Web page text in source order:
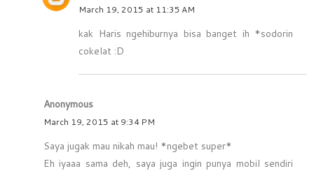
March 19, 2015 at 11:35 AM
kak Haris ngehiburnya bisa banget ih *sodorin
cokelat :D
Anonymous
March 19, 2015 at 9:34 PM
Saya jugak mau nikah mau! *ngebet super*
Eh iyaaa sama deh, saya juga ingin punya mobil sendiri